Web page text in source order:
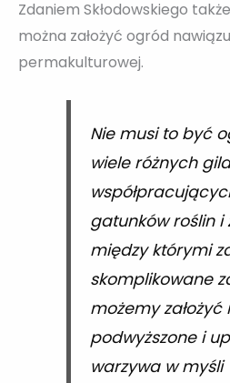
Zdaniem Skłodowskiego
można założyć ogród
permakulturowej.
Nie musi to być
wiele różnych
gatunków roślin i
między którymi
skomplikowane
możemy założyć
podwyższone i
warzywa w myśli